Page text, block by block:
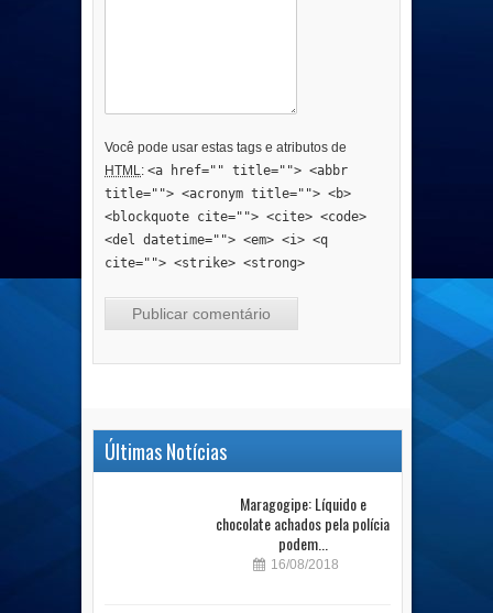
Você pode usar estas tags e atributos de
HTML: <a href="" title=""> <abbr
title=""> <acronym title=""> <b>
<blockquote cite=""> <cite> <code>
<del datetime=""> <em> <i> <q
cite=""> <strike> <strong>
Últimas Notícias
Maragogipe: Líquido e
chocolate achados pela polícia
podem...
16/08/2018